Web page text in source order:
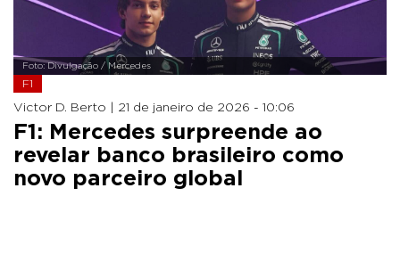
Foto: Divulgação / Mercedes
F1
Victor D. Berto | 21 de janeiro de 2026 - 10:06
F1: Mercedes surpreende ao
revelar banco brasileiro como
novo parceiro global